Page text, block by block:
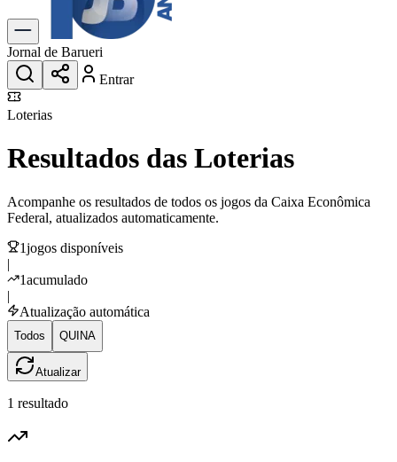
Jornal de Barueri
Entrar
Loterias
Resultados das Loterias
Acompanhe os resultados de todos os jogos da Caixa Econômica
Federal, atualizados automaticamente.
1jogos disponíveis
|
1acumulado
|
Atualização automática
Todos QUINA
Atualizar
1 resultado